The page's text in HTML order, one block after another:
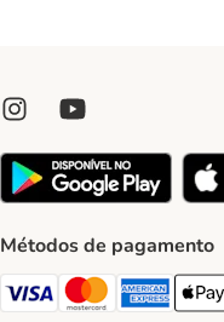
Métodos de pagamento
Visa Payment Method
Mastercard Payment
AmericanApple